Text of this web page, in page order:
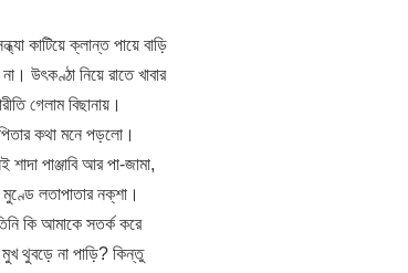
কাটিয়ে ক্লান্ত পায়ে বাড়ি
উৎকণ্ঠা নিয়ে রাতে খাবার
গেলাম বিছানায়।
পিতার কথা মনে পড়লো।
পাঞ্জাবি আর পা-জামা,
মুণ্ডে লতাপাতার নক্‌শা।
কি আমাকে সতর্ক করে
থুবড়ে না পাড়ি? কিন্তু